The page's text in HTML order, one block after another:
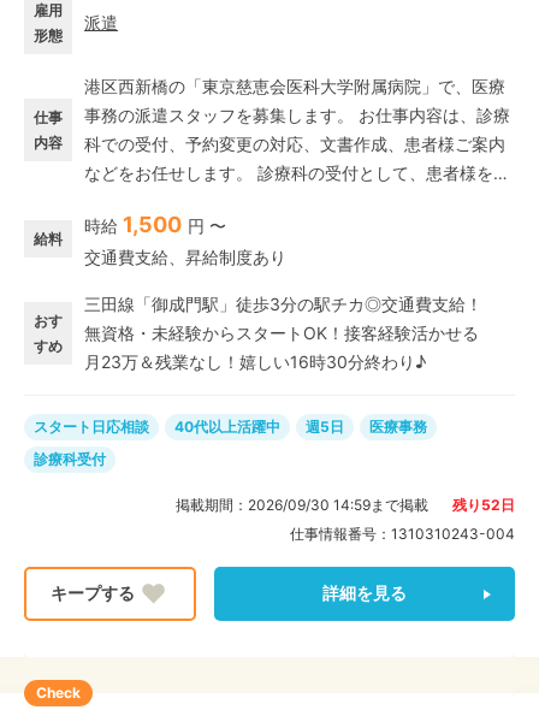
雇用
形態
派遣
仕事
内容
港区西新橋の「東京慈恵会医科大学附属病院」で、医療
事務の派遣スタッフを募集します。 お仕事内容は、診療
科での受付、予約変更の対応、文書作成、患者様ご案内
などをお任せします。 診療科の受付として、患者様を笑
す。 医療業界の経験がなくても大丈夫!丁寧な研修(OJT)
がありますので、無資格・未経験の方も安心してスター
どの接客経験を活かして活躍いただけます◎ PCで文字
入力(データ入力)ができる方なら、大歓迎です♪
給料
時給 1,500 円 〜
交通費支給、昇給制度あり
おす
すめ
三田線「御成門駅」徒歩3分の駅チカ◎交通費支給！
無資格・未経験からスタートOK！接客経験活かせる
月23万＆残業なし！嬉しい16時30分終わり♪
スタート日応相談 40代以上活躍中 週5日
医療事務
診療科受付
掲載期間： 2026/09/30 14:59まで掲載 残り 52 日
仕事情報番号： 1310310243-004
詳細を見る
Check